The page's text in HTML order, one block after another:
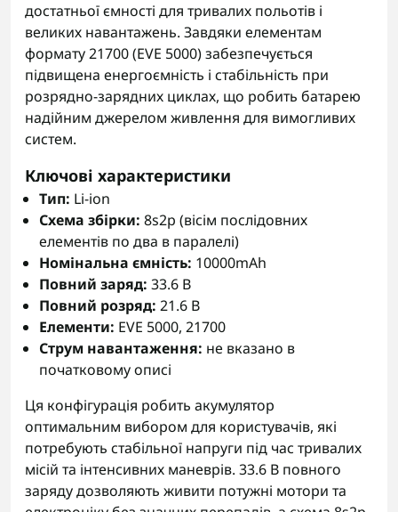
достатньої ємності для тривалих польотів і
великих навантажень. Завдяки елементам
формату 21700 (EVE 5000) забезпечується
підвищена енергоємність і стабільність при
розрядно-зарядних циклах, що робить батарею
надійним джерелом живлення для вимогливих
систем.
Ключові характеристики
Тип: Li-ion
Схема збірки: 8s2p (вісім послідовних
елементів по два в паралелі)
Номінальна ємність: 10000mAh
Повний заряд: 33.6 В
Повний розряд: 21.6 В
Елементи: EVE 5000, 21700
Струм навантаження: не вказано в
початковому описі
Ця конфігурація робить акумулятор
оптимальним вибором для користувачів, які
потребують стабільної напруги під час тривалих
місій та інтенсивних маневрів. 33.6 В повного
заряду дозволяють живити потужні мотори та